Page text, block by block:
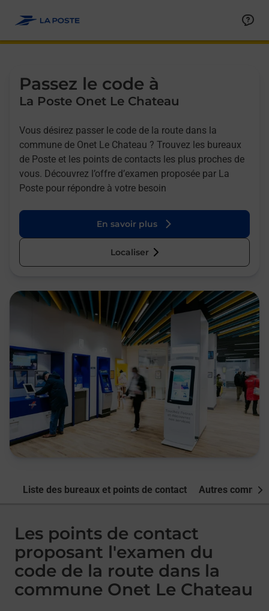
Passez le code à
La Poste Onet Le Chateau
Vous désirez passer le code de la route dans la
commune de Onet Le Chateau ? Trouvez les bureaux
de Poste et les points de contacts les plus proches de
vous. Découvrez l’offre d’examen proposée par La
Poste pour répondre à votre besoin
En savoir plus
Localiser
Liste des bureaux et points de contact Autres
Les points de contact
proposant l'examen du
code de la route dans la
commune Onet Le Chateau